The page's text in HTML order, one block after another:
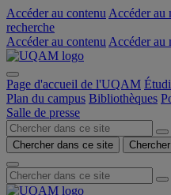
Accéder au contenu Accéder au
recherche
Accéder au contenu Accéder au
Page d'accueil de l'UQAM
Plan du campus Bibliothèques
Salle de presse
Chercher dans ce site